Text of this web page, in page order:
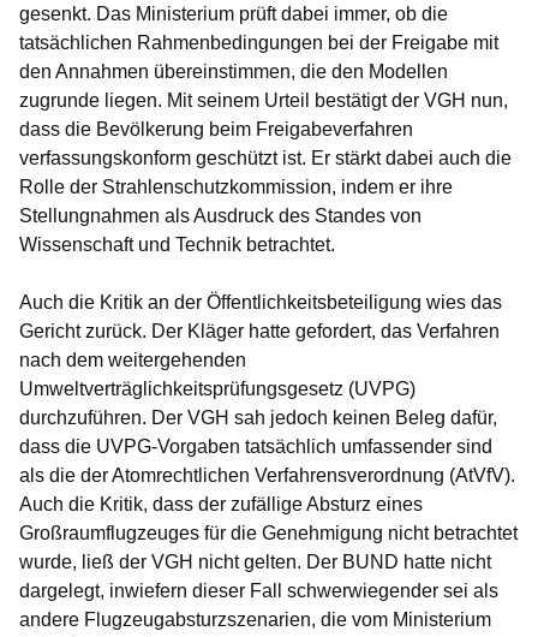
gesenkt. Das Ministerium prüft dabei immer, ob die
tatsächlichen Rahmenbedingungen bei der Freigabe mit
den Annahmen übereinstimmen, die den Modellen
zugrunde liegen. Mit seinem Urteil bestätigt der VGH nun,
dass die Bevölkerung beim Freigabeverfahren
verfassungskonform geschützt ist. Er stärkt dabei auch die
Rolle der Strahlenschutzkommission, indem er ihre
Stellungnahmen als Ausdruck des Standes von
Wissenschaft und Technik betrachtet.
Auch die Kritik an der Öffentlichkeitsbeteiligung wies das
Gericht zurück. Der Kläger hatte gefordert, das Verfahren
nach dem weitergehenden
Umweltverträglichkeitsprüfungsgesetz (UVPG)
durchzuführen. Der VGH sah jedoch keinen Beleg dafür,
dass die UVPG-Vorgaben tatsächlich umfassender sind
als die der Atomrechtlichen Verfahrensverordnung (AtVfV).
Auch die Kritik, dass der zufällige Absturz eines
Großraumflugzeuges für die Genehmigung nicht betrachtet
wurde, ließ der VGH nicht gelten. Der BUND hatte nicht
dargelegt, inwiefern dieser Fall schwerwiegender sei als
andere Flugzeugabsturzszenarien, die vom Ministerium